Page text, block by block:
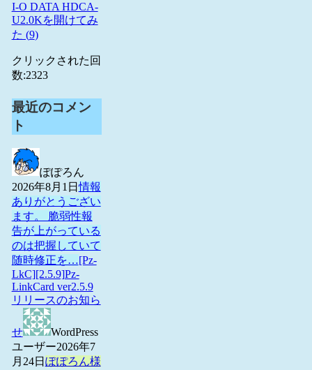
I-O DATA HDCA-
U2.0Kを開けてみ
た (9)
クリックされた回
数:2323
最近のコメン
ト
ぽぽろん
2026年8月1日情報
ありがとうござい
ます。 脆弱性報
告が上がっている
のは把握していて
随時修正を…[Pz-
LkC][2.5.9]Pz-
LinkCard ver2.5.9
リリースのお知ら
せ
WordPress
ユーザー2026年7
月24日 ぽぽろん様